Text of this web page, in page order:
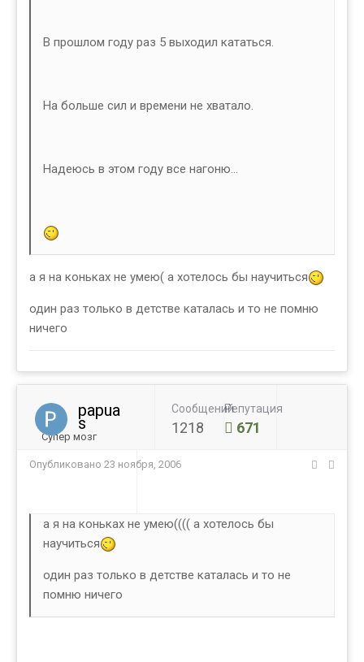
В прошлом году раз 5 выходил кататься.
На больше сил и времени не хватало.
Надеюсь в этом году все нагоню...
а я на коньках не умею( а хотелось бы научиться
один раз только в детстве каталась и то не помню
ничего
papua
s
Супер мозг
Сообщений
1218
Репутация
671
Опубликовано 23 ноября, 2006
а я на коньках не умею(((( а хотелось бы
научиться
один раз только в детстве каталась и то не
помню ничего